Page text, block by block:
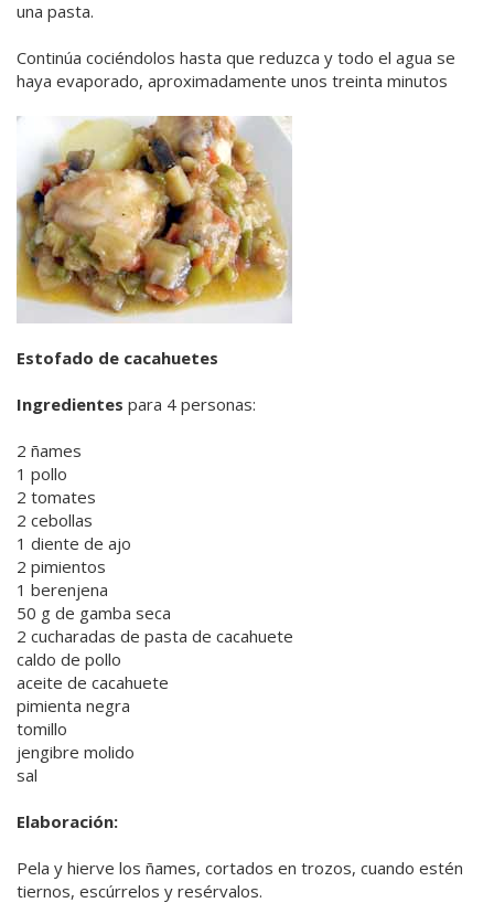
una pasta.
Continúa cociéndolos hasta que reduzca y todo el agua se
haya evaporado, aproximadamente unos treinta minutos
Estofado de cacahuetes
Ingredientes para 4 personas:
2 ñames
1 pollo
2 tomates
2 cebollas
1 diente de ajo
2 pimientos
1 berenjena
50 g de gamba seca
2 cucharadas de pasta de cacahuete
caldo de pollo
aceite de cacahuete
pimienta negra
tomillo
jengibre molido
sal
Elaboración:
Pela y hierve los ñames, cortados en trozos, cuando estén
tiernos, escúrrelos y resérvalos.